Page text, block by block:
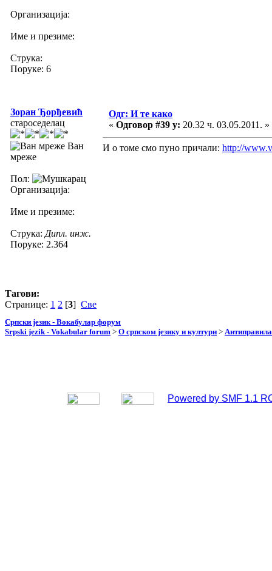
Организација:
Име и презиме:
Струка:
Поруке: 6
Зоран Ђорђевић
староседелац
Ван
мреже
Пол:
Организација:
Име и презиме:
Струка: Дипл. инж.
Поруке: 2.364
Одг: И те како
« Одговор #39 у: 20.32 ч. 03.05.2011. »
И о томе смо пуно причали: http://
Тагови:
Странице: 1 2 [3] Све
Српски језик - Вокабулар форум
Srpski jezik - Vokabular forum > О српском језику и култури > Антиправила
Powered by SMF 1.1